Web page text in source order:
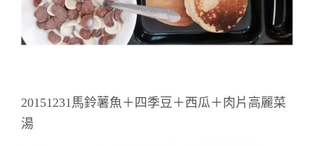
20151231馬鈴薯魚＋四季豆＋西瓜＋肉片高麗菜
湯